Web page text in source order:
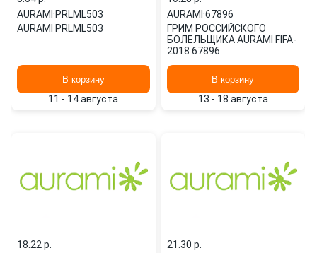
AURAMI ·PRLML503
AURAMI PRLML503
В корзину
11 - 14 августа
AURAMI ·67896
ГРИМ РОССИЙСКОГО
БОЛЕЛЬЩИКА AURAMI FIFA-
2018 67896
В корзину
13 - 18 августа
18.22 p.
21.30 p.